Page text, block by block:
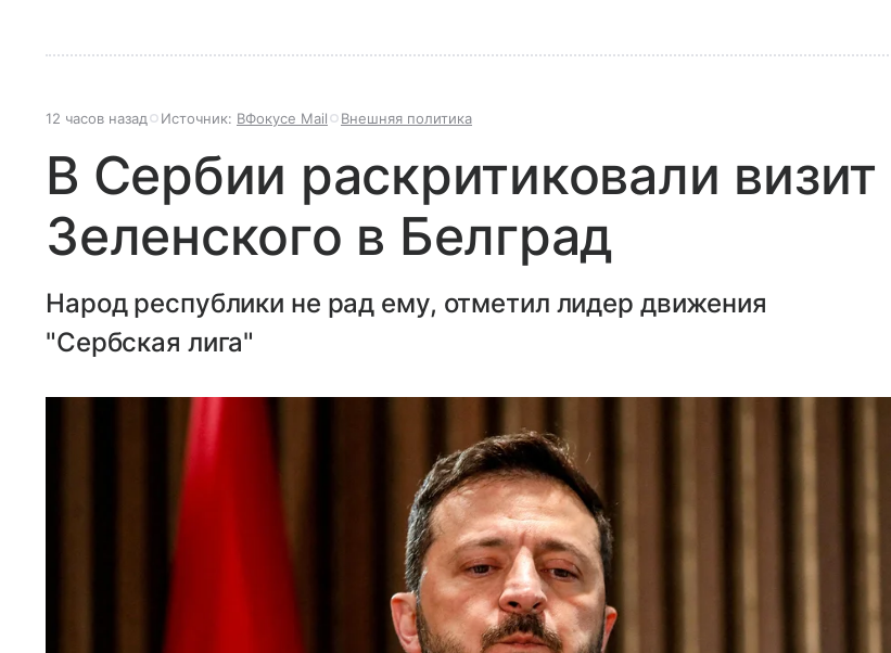
12 часов назад Источник: ВФокусе Mail Внешняя политика
В Сербии раскритиковали визит
Зеленского в Белград
Народ республики не рад ему, отметил лидер движения
"Сербская лига"